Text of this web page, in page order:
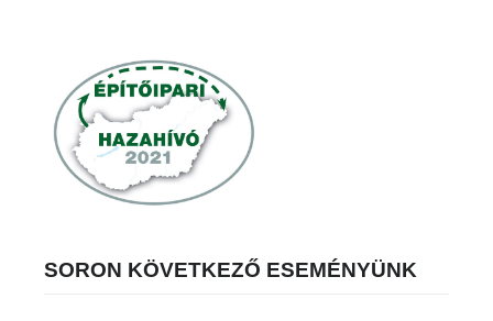
SORON KÖVETKEZŐ ESEMÉNYÜNK